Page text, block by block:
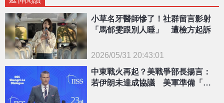
{PLAYICON}
小草名牙醫師慘了！社群留言影射
「馬郁雯跟別人睡」 遭檢方起訴
2026/05/31 20:43:01
中東戰火再起？美戰爭部長揚言：
若伊朗未達成協議 美軍準備「重